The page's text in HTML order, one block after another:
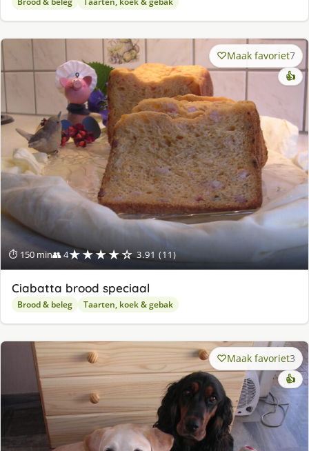
⏱ 150 min👥 4★★★★☆ 3.91 (11)
Maak favoriet7
👍
Ciabatta brood speciaal
Brood & beleg Taarten, koek & gebak
Maak favoriet3
👍